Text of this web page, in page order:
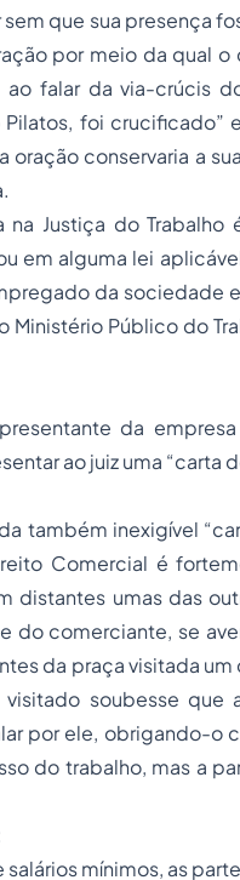
que sua presença
por meio da qual
falar da via-crúcis
foi crucificado”
conservaria a
Justiça do
em alguma lei
da sociedade
Público do
da
ao juiz uma “carta
também inexigível
Comercial é
distantes umas das
do comerciante, se
da praça visitada
soubesse que
por ele, obrigando-o
do trabalho, mas a
salários mínimos, as